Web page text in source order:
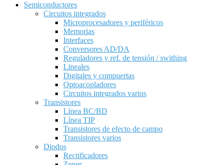
Semiconductores
Circuitos integrados
Microprocesadores y periféricos
Memorias
Interfaces
Conversores AD/DA
Reguladores y ref. de tensión / swithing
Lineales
Digitales y compuertas
Optoacopladores
Circuitos integrados varios
Transistores
Línea BC/BD
Línea TIP
Transistores de efecto de campo
Transistores varios
Diodos
Rectificadores